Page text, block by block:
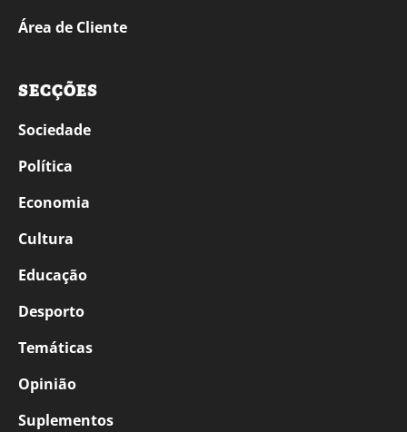
Área de Cliente
SECÇÕES
Sociedade
Política
Economia
Cultura
Educação
Desporto
Temáticas
Opinião
Suplementos